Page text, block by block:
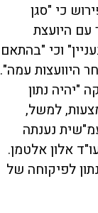
2025 נכתב בפירוש כי "סגן
היועצת
וכי "בהתאם
היוועצות עמה".
"יהיה נתון
למשל,
נענתה
אלון אלטמן.
לפיקוחה של